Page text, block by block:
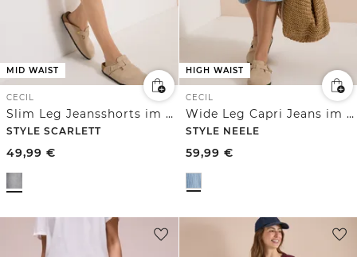
MID WAIST
CECIL
Slim Leg Jeansshorts im Casual Fit
STYLE SCARLETT
49,99 €
HIGH WAIST
CECIL
Wide Leg Capri Jeans im Loose Fit
STYLE NEELE
59,99 €